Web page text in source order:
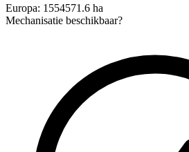
Europa: 1554571.6 ha
Mechanisatie beschikbaar?